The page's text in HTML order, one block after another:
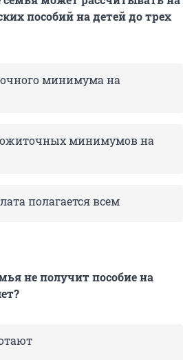
пособий на детей до трех
минимума на
минимумов на
полагается всем
не получит пособие на